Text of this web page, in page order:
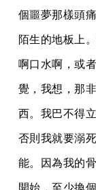
個噩夢那樣頭
陌生的地板上
啊口水啊，或
覺，我想，那
西。我巴不得
否則我就要溺
能。因為我的